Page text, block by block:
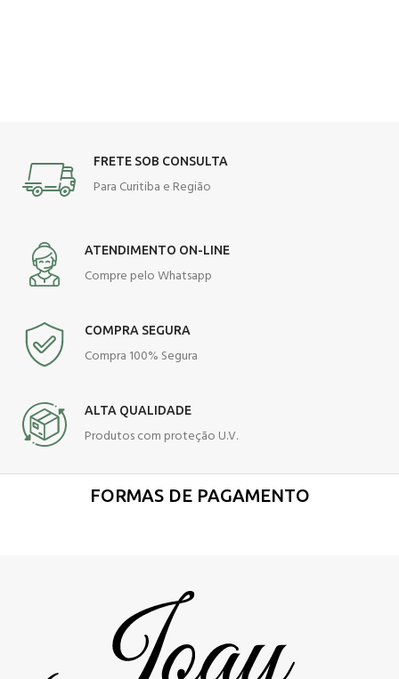
FRETE SOB CONSULTA
Para Curitiba e Região
ATENDIMENTO ON-LINE
Compre pelo Whatsapp
COMPRA SEGURA
Compra 100% Segura
ALTA QUALIDADE
Produtos com proteção U.V.
FORMAS DE PAGAMENTO